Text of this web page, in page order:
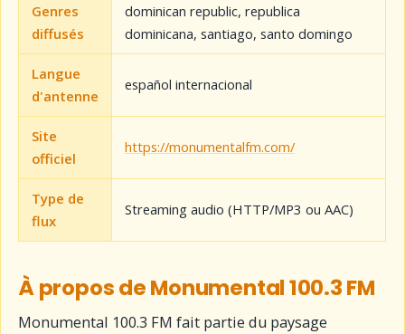
Genres
diffusés
dominican republic, republica
dominicana, santiago, santo domingo
Langue
d'antenne
español internacional
Site
officiel
https://monumentalfm.com/
Type de
flux
Streaming audio (HTTP/MP3 ou AAC)
À propos de Monumental 100.3 FM
Monumental 100.3 FM fait partie du paysage